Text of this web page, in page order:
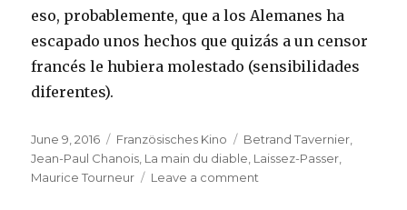
eso, probablemente, que a los Alemanes ha
escapado unos hechos que quizás a un censor
francés le hubiera molestado (sensibilidades
diferentes).
Posted
on
June 9, 2016 Categories
Französisches Kino Tags
Betrand Tavernier
Jean-Paul Chanois La main du diable Laissez-Passer
Maurice Tourneur
Leave a comment